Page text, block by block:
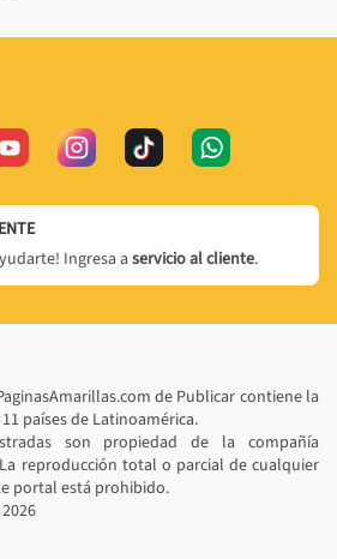
Ingresa a servicio al cliente.
de Publicar contiene la
países de Latinoamérica.
son propiedad de la compañía
reproducción total o parcial de cualquier
portal está prohibido.
2026